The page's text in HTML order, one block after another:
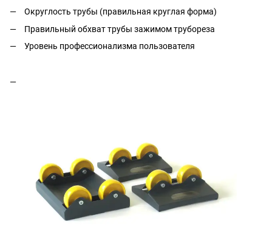
Округлость трубы (правильная круглая форма)
Правильный обхват трубы зажимом трубореза
Уровень профессионализма пользователя